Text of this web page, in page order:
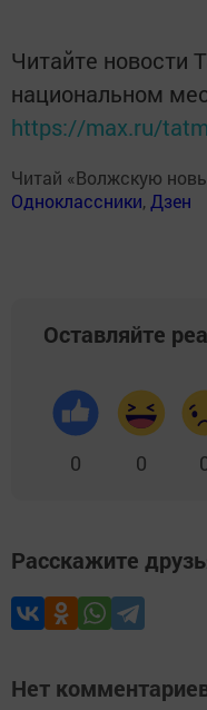
Читайте новости
национальном
https://max.ru/
Читай «Волжскую
Одноклассники,Дзен
Оставляйте
0 0
Расскажите
Нет